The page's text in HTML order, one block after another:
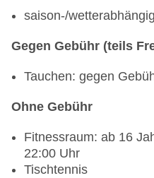
saison-/wetterabhängig
Gegen Gebühr (teils
Tauchen: gegen
Ohne Gebühr
Fitnessraum: ab 16
22:00 Uhr
Tischtennis